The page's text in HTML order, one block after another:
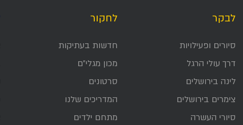
לבקר
סיורים ופעילויות
דרך עולי הרגל
לינה בירושלים
צימרים בירושלים
סיורי העשרה
לחקור
חדשות בעתיקות
מכון מגלי״ם
סרטונים
המדריכים שלנו
מתחם ילדים